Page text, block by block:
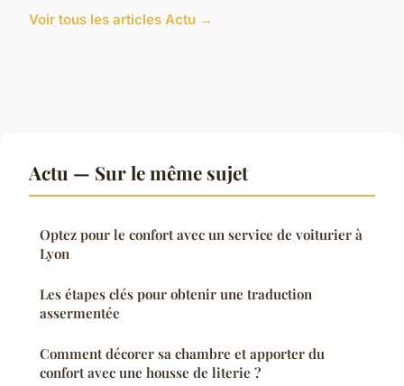
Voir tous les articles Actu →
Actu — Sur le même sujet
Optez pour le confort avec un service de voiturier à
Lyon
Les étapes clés pour obtenir une traduction
assermentée
Comment décorer sa chambre et apporter du
confort avec une housse de literie ?